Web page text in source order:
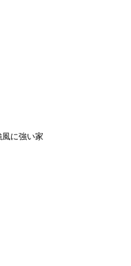
に強い家